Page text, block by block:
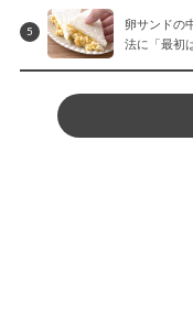
5
卵サンドの
法に「最初